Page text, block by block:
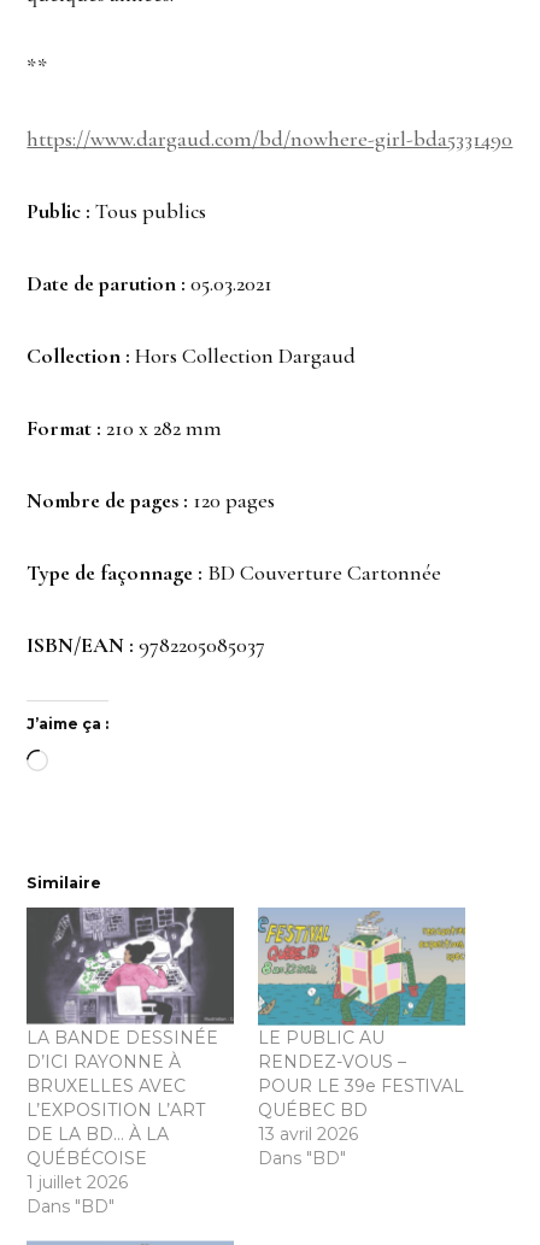
**
https://www.dargaud.com/bd/nowhere-girl-bda5331490
Public : Tous publics
Date de parution : 05.03.2021
Collection : Hors Collection Dargaud
Format : 210 x 282 mm
Nombre de pages : 120 pages
Type de façonnage : BD Couverture Cartonnée
ISBN/EAN : 9782205085037
J’aime ça :
Chargement…
Similaire
LA BANDE DESSINÉE
D’ICI RAYONNE À
BRUXELLES AVEC
L’EXPOSITION L’ART
DE LA BD… À LA
QUÉBÉCOISE
1 juillet 2026
Dans "BD"
LE PUBLIC AU
RENDEZ-VOUS –
POUR LE 39e FESTIVAL
QUÉBEC BD
13 avril 2026
Dans "BD"